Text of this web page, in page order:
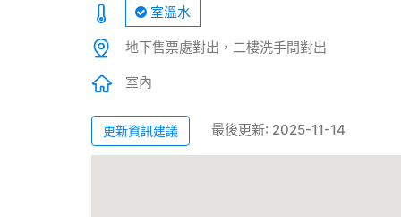
室溫水
地下售票處對出，二樓洗手間對出
室內
更新資訊建議 最後更新: 2025-11-14